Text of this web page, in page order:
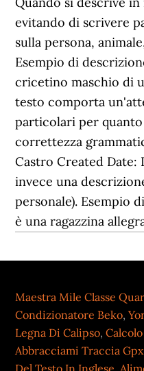
evitando di scrivere
sulla persona,
Esempio di
cricetino maschio di
testo comporta
particolari per
correttezza
Castro Created Date:
invece una
personale). Esempio
è una ragazzina
Maestra Mile Classe
Condizionatore Beko,
Legna Di Calipso,
Abbracciami Traccia Gpx
Del Testo In Inglese